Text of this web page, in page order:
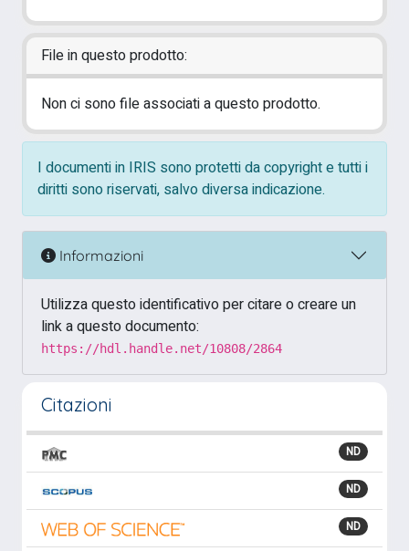
File in questo prodotto:
Non ci sono file associati a questo prodotto.
I documenti in IRIS sono protetti da copyright e tutti i
diritti sono riservati, salvo diversa indicazione.
Informazioni
Utilizza questo identificativo per citare o creare un
link a questo documento:
https://hdl.handle.net/10808/2864
Citazioni
ND
ND
ND